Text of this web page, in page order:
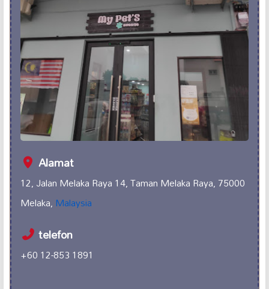
Alamat
12, Jalan Melaka Raya 14, Taman Melaka Raya, 75000
Melaka,Malaysia
telefon
+60 12-853 1891